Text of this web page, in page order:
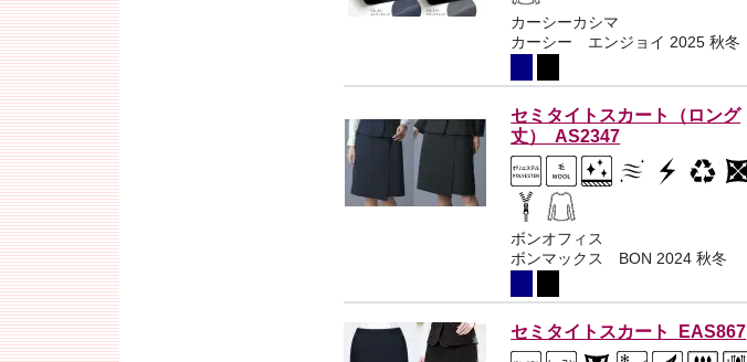
カーシーカシマ
カーシー エンジョイ 2025 秋冬
セミタイトスカート（ロング
丈） AS2347
ボンオフィス
ボンマックス BON 2024 秋冬
セミタイトスカート EAS867